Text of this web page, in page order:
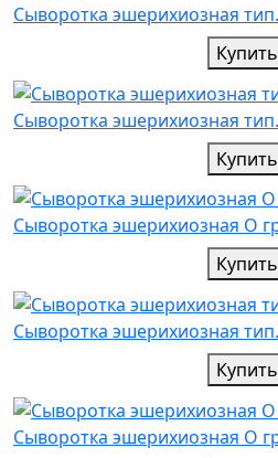
Cыворотка эшерихиозная
Купить
Cыворотка эшерихиозная
Купить
Cыворотка эшерихиозная О
Купить
Cыворотка эшерихиозная
Купить
Cыворотка эшерихиозная О